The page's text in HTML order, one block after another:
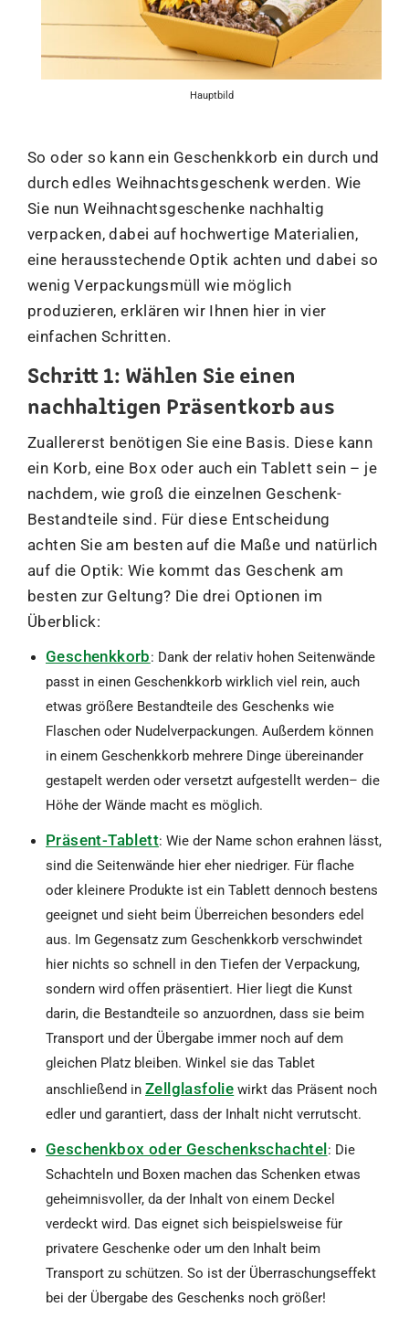
Hauptbild
So oder so kann ein Geschenkkorb ein durch und
durch edles Weihnachtsgeschenk werden. Wie
Sie nun Weihnachtsgeschenke nachhaltig
verpacken, dabei auf hochwertige Materialien,
eine herausstechende Optik achten und dabei so
wenig Verpackungsmüll wie möglich
produzieren, erklären wir Ihnen hier in vier
einfachen Schritten.
Schritt 1: Wählen Sie einen
nachhaltigen Präsentkorb aus
Zuallererst benötigen Sie eine Basis. Diese kann
ein Korb, eine Box oder auch ein Tablett sein – je
nachdem, wie groß die einzelnen Geschenk-
Bestandteile sind. Für diese Entscheidung
achten Sie am besten auf die Maße und natürlich
auf die Optik: Wie kommt das Geschenk am
besten zur Geltung? Die drei Optionen im
Überblick:
Geschenkkorb: Dank der relativ hohen Seitenwände
passt in einen Geschenkkorb wirklich viel rein, auch
etwas größere Bestandteile des Geschenks wie
Flaschen oder Nudelverpackungen. Außerdem können
in einem Geschenkkorb mehrere Dinge übereinander
gestapelt werden oder versetzt aufgestellt werden– die
Höhe der Wände macht es möglich.
Präsent-Tablett: Wie der Name schon erahnen lässt,
sind die Seitenwände hier eher niedriger. Für flache
oder kleinere Produkte ist ein Tablett dennoch bestens
geeignet und sieht beim Überreichen besonders edel
aus. Im Gegensatz zum Geschenkkorb verschwindet
hier nichts so schnell in den Tiefen der Verpackung,
sondern wird offen präsentiert. Hier liegt die Kunst
darin, die Bestandteile so anzuordnen, dass sie beim
Transport und der Übergabe immer noch auf dem
gleichen Platz bleiben. Winkel sie das Tablet
anschließend in Zellglasfolie wirkt das Präsent noch
edler und garantiert, dass der Inhalt nicht verrutscht.
Geschenkbox oder Geschenkschachtel : Die
Schachteln und Boxen machen das Schenken etwas
geheimnisvoller, da der Inhalt von einem Deckel
verdeckt wird. Das eignet sich beispielsweise für
privatere Geschenke oder um den Inhalt beim
Transport zu schützen. So ist der Überraschungseffekt
bei der Übergabe des Geschenks noch größer!